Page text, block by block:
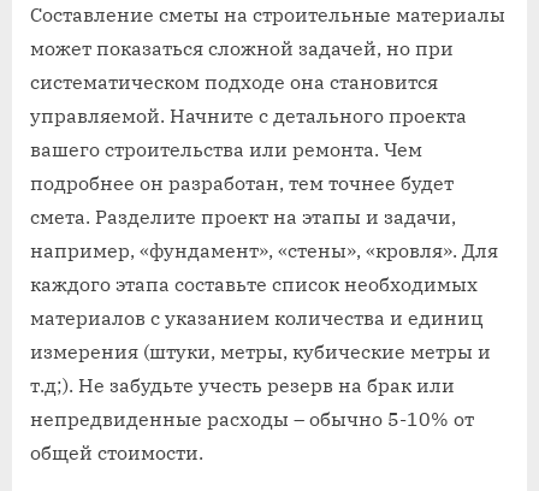
Составление сметы на строительные материалы
может показаться сложной задачей, но при
систематическом подходе она становится
управляемой. Начните с детального проекта
вашего строительства или ремонта. Чем
подробнее он разработан, тем точнее будет
смета. Разделите проект на этапы и задачи,
например, «фундамент», «стены», «кровля». Для
каждого этапа составьте список необходимых
материалов с указанием количества и единиц
измерения (штуки, метры, кубические метры и
т.д;). Не забудьте учесть резерв на брак или
непредвиденные расходы – обычно 5-10% от
общей стоимости.